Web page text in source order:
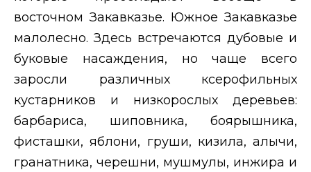
восточном Закавказье. Южное Закавказье
малолесно. Здесь встречаются дубовые и
буковые насаждения, но чаще всего
заросли различных ксерофильных
кустарников и низкорослых деревьев:
барбариса, шиповника, боярышника,
фисташки, яблони, груши, кизила, алычи,
гранатника, черешни, мушмулы, инжира и